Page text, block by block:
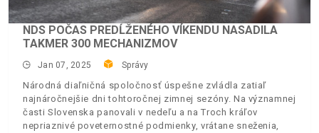
NDS POČAS PREDĹŽENÉHO VÍKENDU NASADILA
TAKMER 300 MECHANIZMOV
Jan 07, 2025 Správy
Národná diaľničná spoločnosť úspešne zvládla zatiaľ
najnáročnejšie dni tohtoročnej zimnej sezóny. Na významnej
časti Slovenska panovali v nedeľu a na Troch kráľov
nepriaznivé poveternostné podmienky, vrátane sneženia,